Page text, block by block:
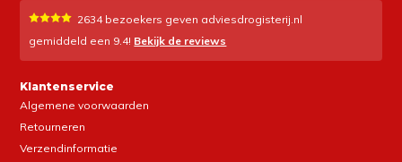
2634bezoekers geven adviesdrogisterij.nl
gemiddeld een 9.4! Bekijk de reviews
Klantenservice
Algemene voorwaarden
Retourneren
Verzendinformatie